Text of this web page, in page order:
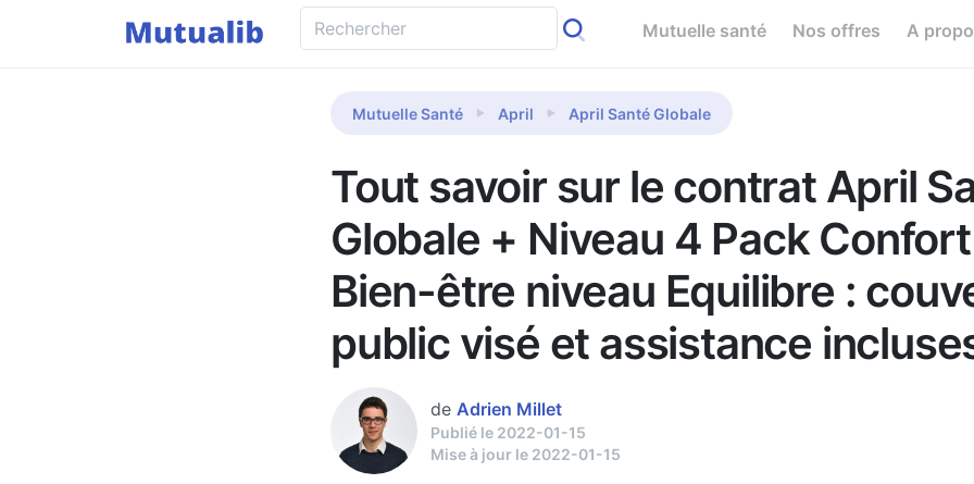
Mutuelle santé Nos offres A
Mutuelle Santé April April Santé Globale
Tout savoir sur le contrat April
Globale + Niveau 4 Pack
Bien-être niveau Equilibre :
public visé et assistance
de Adrien Millet
Publié le 2022-01-15
Mise à jour le 2022-01-15